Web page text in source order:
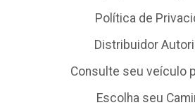
Política de
Distribuidor
Consulte seu veículo
Escolha seu